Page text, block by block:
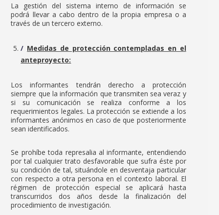
La gestión del sistema interno de información se
podrá llevar a cabo dentro de la propia empresa o a
través de un tercero externo.
Medidas de protección contempladas en el
anteproyecto:
Los informantes tendrán derecho a protección
siempre que la información que transmiten sea veraz y
si su comunicación se realiza conforme a los
requerimientos legales. La protección se extiende a los
informantes anónimos en caso de que posteriormente
sean identificados.
Se prohíbe toda represalia al informante, entendiendo
por tal cualquier trato desfavorable que sufra éste por
su condición de tal, situándole en desventaja particular
con respecto a otra persona en el contexto laboral. El
régimen de protección especial se aplicará hasta
transcurridos dos años desde la finalización del
procedimiento de investigación.